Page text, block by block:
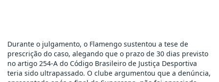
Durante o julgamento, o Flamengo sustentou a tese de
prescrição do caso, alegando que o prazo de 30 dias previsto
no artigo 254-A do Código Brasileiro de Justiça Desportiva
teria sido ultrapassado. O clube argumentou que a denúncia,